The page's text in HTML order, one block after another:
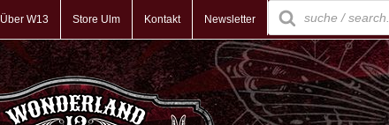
Über W13 Store Ulm Kontakt Newsletter
Products
search